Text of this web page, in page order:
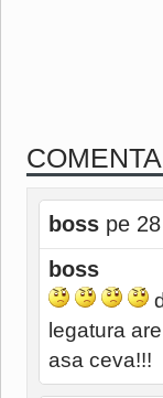
boss pe
boss
legatura
asa ceva!!!